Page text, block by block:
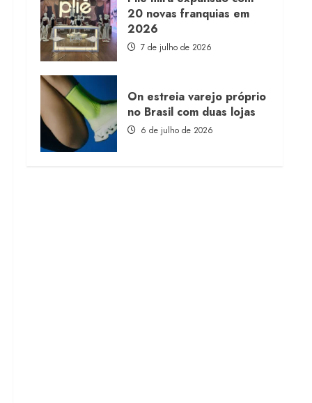
20 novas franquias em
2026
7 de julho de 2026
On estreia varejo próprio
no Brasil com duas lojas
6 de julho de 2026